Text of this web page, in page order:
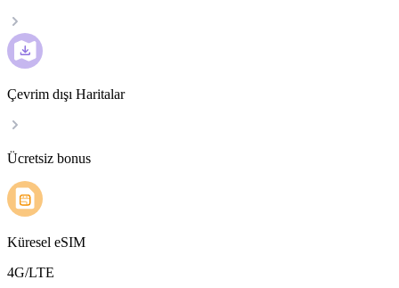
Çevrim dışı Haritalar
Ücretsiz bonus
Küresel eSIM
4G/LTE